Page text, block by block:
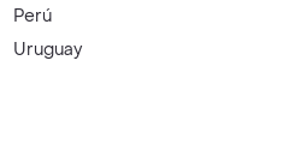
Perú
Uruguay